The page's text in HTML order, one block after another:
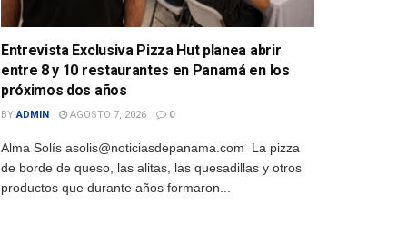
Entrevista Exclusiva Pizza Hut planea abrir
entre 8 y 10 restaurantes en Panamá en los
próximos dos años
BY ADMIN AGOSTO 7, 2026 0
Alma Solís asolis@noticiasdepanama.com La pizza
de borde de queso, las alitas, las quesadillas y otros
productos que durante años formaron...